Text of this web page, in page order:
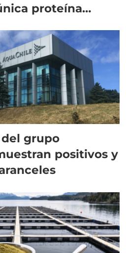
proteína
grupo
positivos y